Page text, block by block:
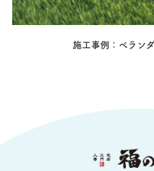
施工事例：ベラン